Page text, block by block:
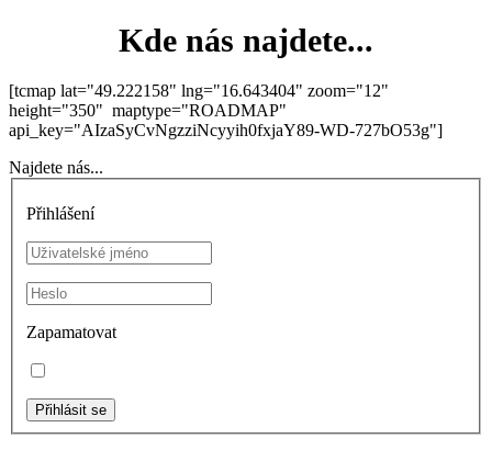
Kde nás najdete...
[tcmap lat="49.222158" lng="16.643404" zoom="12"
height="350" maptype="ROADMAP"
api_key="AIzaSyCvNgzziNcyyih0fxjaY89-WD-727bO53g"]
Najdete nás...
Přihlášení
Zapamatovat